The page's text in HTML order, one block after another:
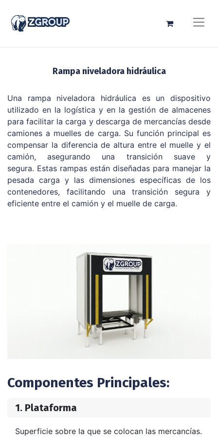
Rampa niveladora hidráulica
Una rampa niveladora hidráulica es un dispositivo
utilizado en la logística y en la gestión de almacenes
para facilitar la carga y descarga de mercancías desde
camiones a muelles de carga. Su función principal es
compensar la diferencia de altura entre el muelle y el
camión, asegurando una transición suave y
segura. Estas rampas están diseñadas para manejar la
pesada carga y las dimensiones específicas de los
contenedores, facilitando una transición segura y
eficiente entre el camión y el muelle de carga.
Componentes Principales:
1. Plataforma
Superficie sobre la que se colocan las mercancías.